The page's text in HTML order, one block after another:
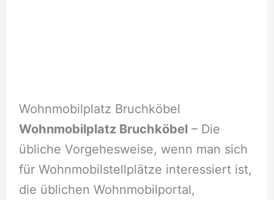
Wohnmobilplatz Bruchköbel
Wohnmobilplatz Bruchköbel– Die
übliche Vorgehesweise, wenn man sich
für Wohnmobilstellplätze interessiert ist,
die üblichen Wohnmobilportal,